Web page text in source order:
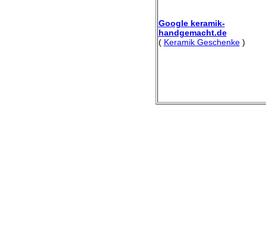
Google keramik-
handgemacht.de
( Keramik Geschenke)